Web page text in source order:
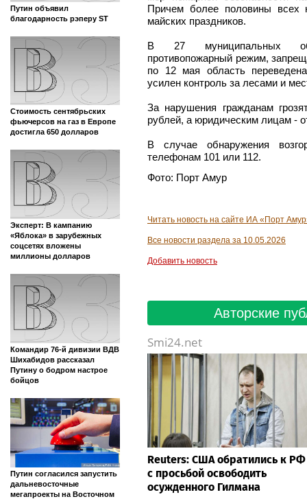
Путин объявил
благодарность рэперу ST
Стоимость сентябрьских
фьючерсов на газ в Европе
достигла 650 долларов
Эксперт: В кампанию
«Яблока» в зарубежных
соцсетях вложены
миллионы долларов
Командир 76-й дивизии ВДВ
Шихабидов рассказал
Путину о бодром настрое
бойцов
Путин согласился запустить
дальневосточные
мегапроекты на Восточном
Причем более половины всех
майских праздников.
В 27 муниципальных
противопожарный режим,
по 12 мая область
усилен контроль за лесами и
За нарушения гражданам
рублей, а юридическим лицам -
В случае обнаружения
телефонам 101 или 112.
Фото: Порт Амур
Читать новость на сайте ИА «Порт
Все новости раздела за 10.05.2026
Добавить новость
Авторские
Smi24.net
Reuters: США обратились к РФ
с просьбой освободить
осужденного Гилмана